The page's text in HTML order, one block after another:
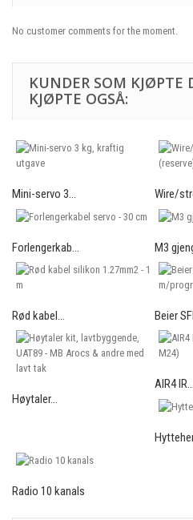
No customer comments for the moment.
KUNDER SOM KJØPTE
KJØPTE OGSÅ:
Mini-servo 3... Wire/
Forlengerkab... M3
Rød kabel... Beier
Høytaler...
AIR4 IR...
Radio 10 kanals